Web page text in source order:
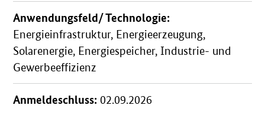
Anwendungsfeld/ Technologie:
Energieinfrastruktur, Energieerzeugung,
Solarenergie, Energiespeicher, Industrie- und
Gewerbeeffizienz
Anmeldeschluss: 02.09.2026